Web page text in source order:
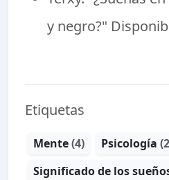
y negro?"
Etiquetas
Mente(4) Psicología
Significado de los